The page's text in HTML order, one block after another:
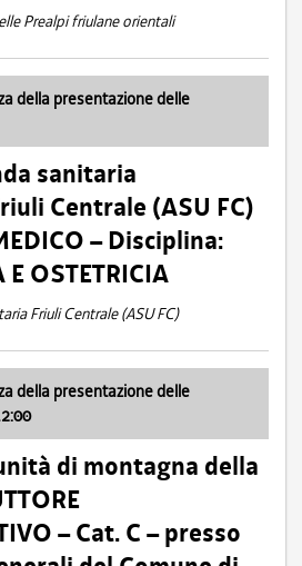
Prealpi friulane orientali
della presentazione delle
sanitaria
Centrale (ASU FC)
– Disciplina:
OSTETRICIA
Friuli Centrale (ASU FC)
della presentazione delle
di montagna della
– Cat. C – presso